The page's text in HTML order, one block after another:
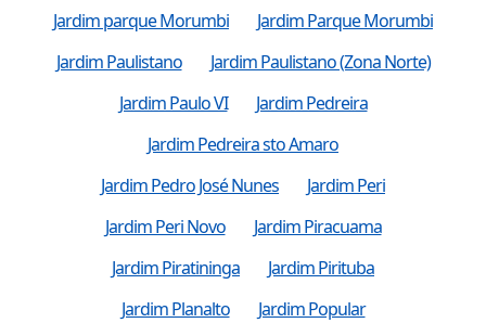
Jardim parque Morumbi
Jardim Parque Morumbi
Jardim Paulistano
Jardim Paulistano (Zona Norte)
Jardim Paulo VI
Jardim Pedreira
Jardim Pedreira sto Amaro
Jardim Pedro José Nunes
Jardim Peri
Jardim Peri Novo
Jardim Piracuama
Jardim Piratininga
Jardim Pirituba
Jardim Planalto
Jardim Popular